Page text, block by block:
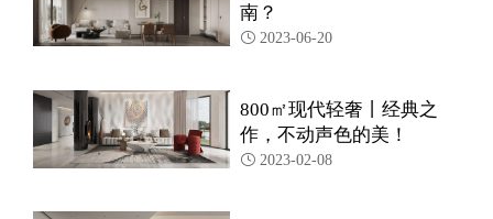
南？
 2023-06-20
800㎡现代轻奢丨经典之
作，不动声色的美！
 2023-02-08